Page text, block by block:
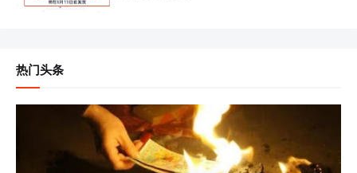
热门头条